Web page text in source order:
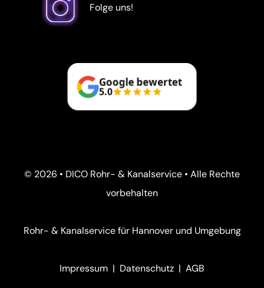
Folge uns!
Google bewertet
5.0
© 2026 • DICO Rohr- & Kanalservice • Alle Rechte
vorbehalten
Rohr- & Kanalservice für Hannover und Umgebung
Impressum | Datenschutz | AGB